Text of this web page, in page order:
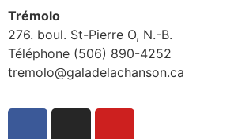
Trémolo
276. boul. St-Pierre O, N.-B.
Téléphone (506) 890-4252
tremolo@galadelachanson.ca